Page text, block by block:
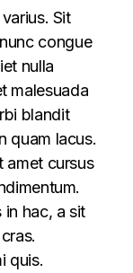
Sit
congue
nulla
malesuada
blandit
quam lacus.
amet cursus
in hac, a sit
quis.